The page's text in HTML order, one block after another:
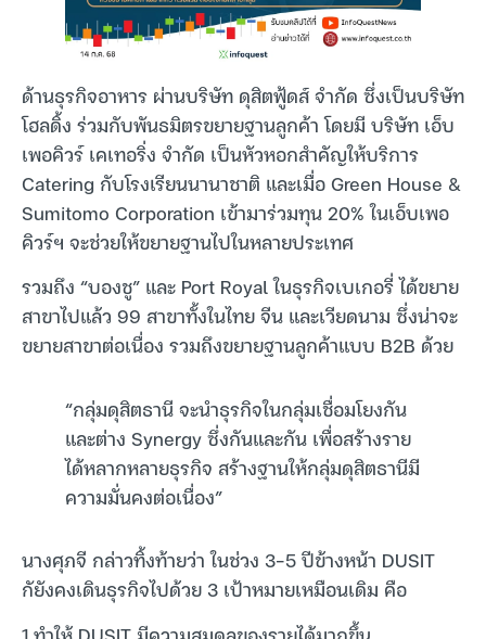
ด้านธุรกิจอาหาร ผ่านบริษัท ดุสิตฟู้ดส์ จำกัด ซึ่งเป็นบริษัท
โฮลดิ้ง ร่วมกับพันธมิตรขยายฐานลูกค้า โดยมี บริษัท เอ็บ
เพอคิวร์ เคเทอริ่ง จำกัด เป็นหัวหอกสำคัญให้บริการ
Catering กับโรงเรียนนานาชาติ และเมื่อ Green House &
Sumitomo Corporation เข้ามาร่วมทุน 20% ในเอ็บเพอ
คิวร์ฯ จะช่วยให้ขยายฐานไปในหลายประเทศ
รวมถึง “บองชู” และ Port Royal ในธุรกิจเบเกอรี่ ได้ขยาย
สาขาไปแล้ว 99 สาขาทั้งในไทย จีน และเวียดนาม ซึ่งน่าจะ
ขยายสาขาต่อเนื่อง รวมถึงขยายฐานลูกค้าแบบ B2B ด้วย
“กลุ่มดุสิตธานี จะนำธุรกิจในกลุ่มเชื่อมโยงกัน
และต่าง Synergy ซึ่งกันและกัน เพื่อสร้างราย
ได้หลากหลายธุรกิจ สร้างฐานให้กลุ่มดุสิตธานีมี
ความมั่นคงต่อเนื่อง”
นางศุภจี กล่าวทิ้งท้ายว่า ในช่วง 3-5 ปีข้างหน้า DUSIT
กัยังคงเดินธุรกิจไปด้วย 3 เป้าหมายเหมือนเดิม คือ